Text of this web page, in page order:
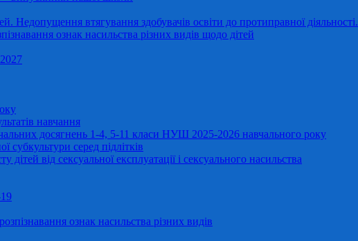
Недопущення втягування здобувачів освіти до протиправної діяльності.
ознак насильства різних видів щодо дітей
навчання
досягнень 1-4, 5-11 класи НУШ 2025-2026 навчального року
серед підлітків
дітей від сексуальної експлуатації і сексуального насильства
ознак насильства різних видів